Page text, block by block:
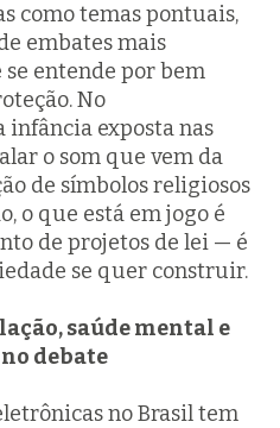
como temas pontuais,
embates mais
entende por bem
No
infância exposta nas
o som que vem da
de símbolos religiosos
o que está em jogo é
de projetos de lei — é
se quer construir.
saúde mental e
debate
no Brasil tem